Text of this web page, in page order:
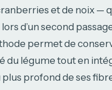
et de noix —
d’un second
permet de
du légume tout en
plus profond de ses